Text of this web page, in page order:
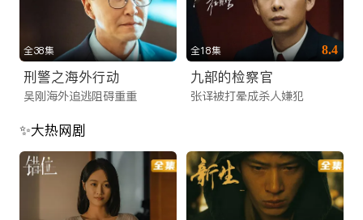
全38集
刑警之海外行动
吴刚海外追逃阻碍重重
全18集 8.4
九部的检察官
张译被打晕成杀人嫌犯
✨大热网剧